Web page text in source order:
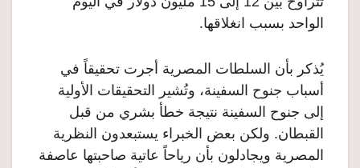
الواحد بسبب انغلاقها.
يُذكر بأن السلطات المصرية أجرت تحقيقاً في
أسباب جنوح السفينة، وتُشير التحقيقات الأولية
إلى جنوح السفينة نتيجة خطأ بشري من قبل
القبطان. ولكن بعض الخبراء يستبعدون النظرية
المصرية ويجادلون بأن رياحاً عاتية صاحبتها عاصفة